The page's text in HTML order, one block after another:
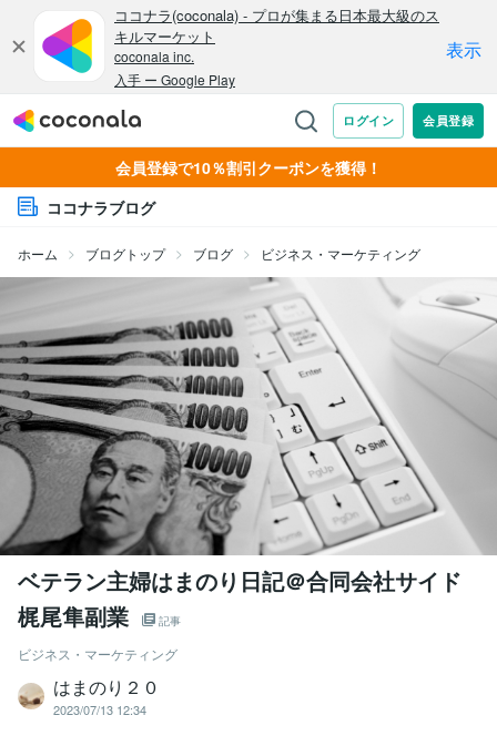
会員登録で10％割引クーポンを獲得！
ココナラブログ
ホーム ブログトップ ブログ ビジネス・マーケティング
ベテラン主婦はまのり日記＠合同会社サイド
梶尾隼副業
記事
ビジネス・マーケティング
はまのり２０
2023/07/13 12:34